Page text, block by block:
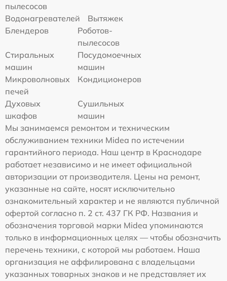
пылесосов
Водонагревателей
Вытяжек
Блендеров
Роботов-
пылесосов
Стиральных
машин
Посудомоечных
машин
Микроволновых
печей
Кондиционеров
Духовых
шкафов
Сушильных
машин
Мы занимаемся ремонтом и техническим
обслуживанием техники Midea по истечении
гарантийного периода. Наш центр в Краснодаре
работает независимо и не имеет официальной
авторизации от производителя. Цены на ремонт,
указанные на сайте, носят исключительно
ознакомительный характер и не являются публичной
офертой согласно п. 2 ст. 437 ГК РФ. Названия и
обозначения торговой марки Midea упоминаются
только в информационных целях — чтобы обозначить
перечень техники, с которой мы работаем. Наша
организация не аффилирована с владельцами
указанных товарных знаков и не представляет их